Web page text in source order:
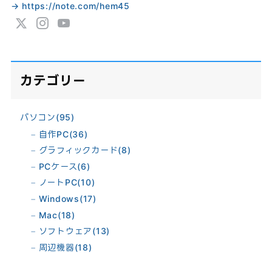
→ https://note.com/hem45
カテゴリー
パソコン(95)
自作PC(36)
グラフィックカード(8)
PCケース(6)
ノートPC(10)
Windows(17)
Mac(18)
ソフトウェア (13)
周辺機器(18)